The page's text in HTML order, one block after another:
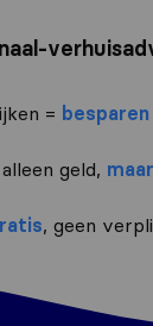
=
geld,
, geen